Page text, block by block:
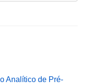
Analítico de Pré-